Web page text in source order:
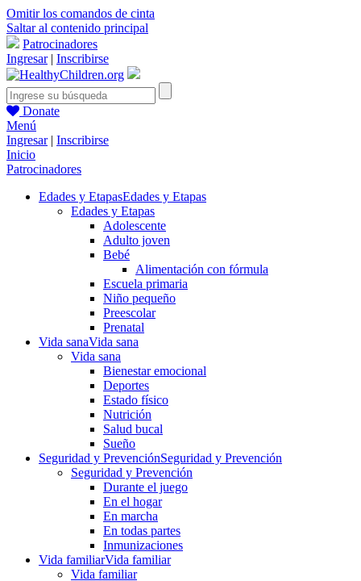
Omitir los comandos de cinta
Saltar al contenido principal
Patrocinadores
Ingresar| Inscribirse
Donate
Menú
Ingresar| Inscribirse
Inicio
Patrocinadores
Edades y EtapasEdades y Etapas
Edades y Etapas
Adolescente
Adulto joven
Bebé
Alimentación con fórmula
Escuela primaria
Niño pequeño
Preescolar
Prenatal
Vida sanaVida sana
Vida sana
Bienestar emocional
Deportes
Estado físico
Nutrición
Salud bucal
Sueño
Seguridad y PrevenciónSeguridad y Prevención
Seguridad y Prevención
Durante el juego
En el hogar
En marcha
En todas partes
Inmunizaciones
Vida familiarVida familiar
Vida familiar